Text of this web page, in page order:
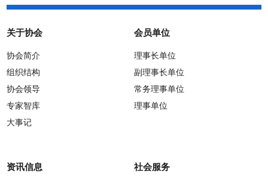
关于协会
协会简介
组织结构
协会领导
专家智库
大事记
会员单位
理事长单位
副理事长单位
常务理事单位
理事单位
资讯信息 社会服务